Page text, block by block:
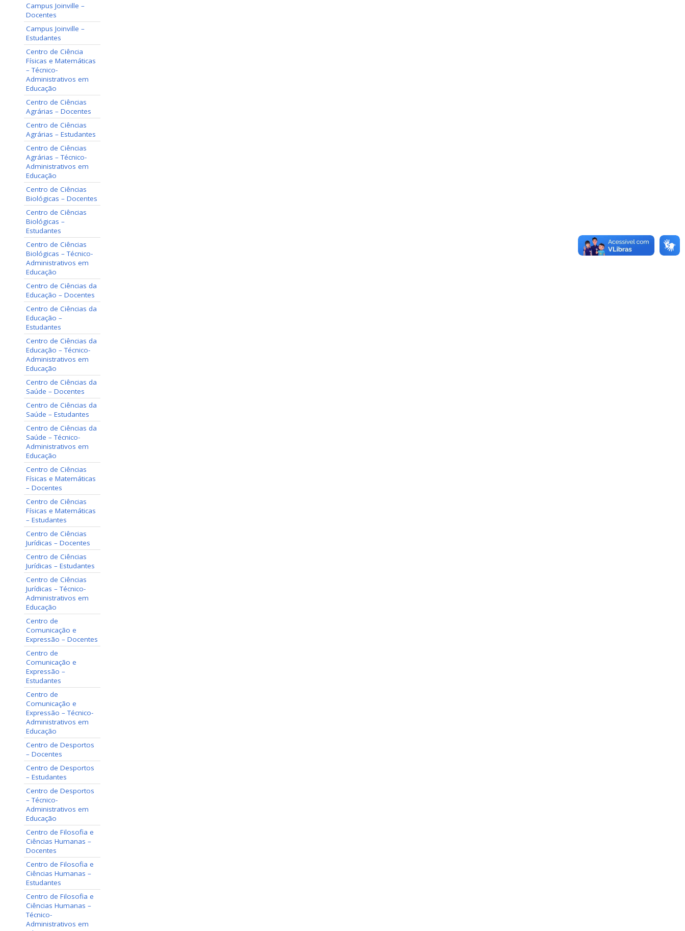
Campus Joinville –
Docentes
Campus Joinville –
Estudantes
Centro de Ciência
Físicas e Matemáticas
– Técnico-
Administrativos em
Educação
Centro de Ciências
Agrárias – Docentes
Centro de Ciências
Agrárias – Estudantes
Centro de Ciências
Agrárias – Técnico-
Administrativos em
Educação
Centro de Ciências
Biológicas – Docentes
Centro de Ciências
Biológicas –
Estudantes
Centro de Ciências
Biológicas – Técnico-
Administrativos em
Educação
Centro de Ciências da
Educação – Docentes
Centro de Ciências da
Educação –
Estudantes
Centro de Ciências da
Educação – Técnico-
Administrativos em
Educação
Centro de Ciências da
Saúde – Docentes
Centro de Ciências da
Saúde – Estudantes
Centro de Ciências da
Saúde – Técnico-
Administrativos em
Educação
Centro de Ciências
Físicas e Matemáticas
– Docentes
Centro de Ciências
Físicas e Matemáticas
– Estudantes
Centro de Ciências
Jurídicas – Docentes
Centro de Ciências
Jurídicas – Estudantes
Centro de Ciências
Jurídicas – Técnico-
Administrativos em
Educação
Centro de
Comunicação e
Expressão – Docentes
Centro de
Comunicação e
Expressão –
Estudantes
Centro de
Comunicação e
Expressão – Técnico-
Administrativos em
Educação
Centro de Desportos
– Docentes
Centro de Desportos
– Estudantes
Centro de Desportos
– Técnico-
Administrativos em
Educação
Centro de Filosofia e
Ciências Humanas –
Docentes
Centro de Filosofia e
Ciências Humanas –
Estudantes
Centro de Filosofia e
Ciências Humanas –
Técnico-
Administrativos em